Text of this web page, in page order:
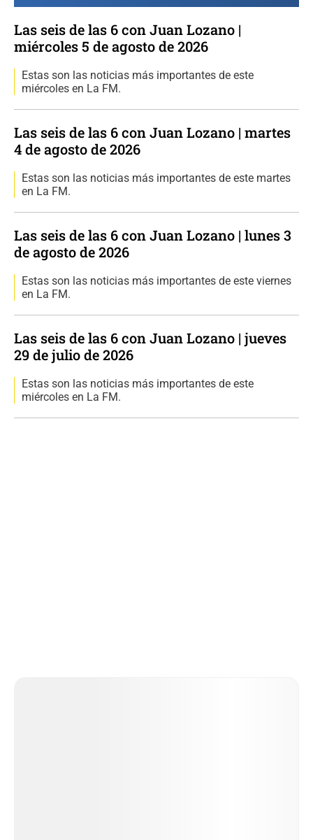
Las seis de las 6 con Juan Lozano |
miércoles 5 de agosto de 2026
Estas son las noticias más importantes de este
miércoles en La FM.
Las seis de las 6 con Juan Lozano | martes
4 de agosto de 2026
Estas son las noticias más importantes de este martes
en La FM.
Las seis de las 6 con Juan Lozano | lunes 3
de agosto de 2026
Estas son las noticias más importantes de este viernes
en La FM.
Las seis de las 6 con Juan Lozano | jueves
29 de julio de 2026
Estas son las noticias más importantes de este
miércoles en La FM.